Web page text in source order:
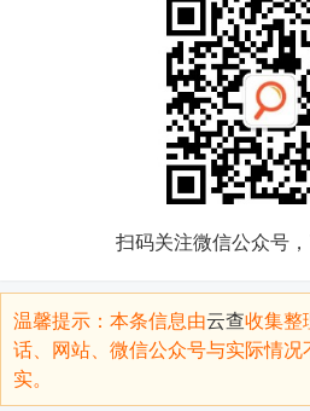
扫码关注微信公众号
温馨提示：本条信息由云查收集整
话、网站、微信公众号与实际情
实。